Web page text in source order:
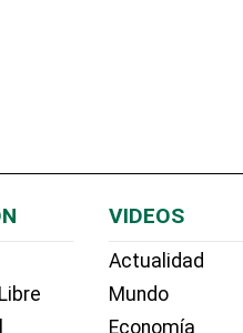
VIDEOS
Actualidad
Mundo
Economía